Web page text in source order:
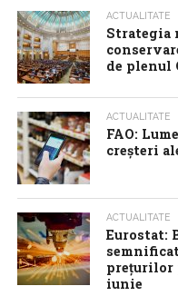
ACTUALITATE
Strategia
de plenul
ACTUALITATE
FAO:
creșteri
ACTUALITATE
Eurostat:
prețurilor
iunie